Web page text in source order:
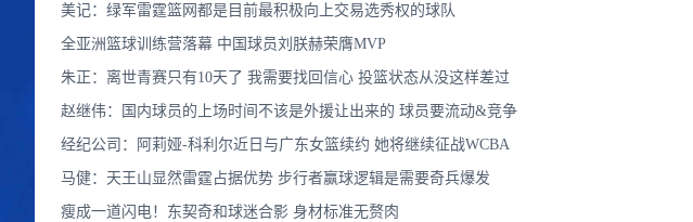
美记：绿军雷霆篮网都是目前最积极向上交易选秀权的球队
全亚洲篮球训练营落幕 中国球员刘朕赫荣膺MVP
朱正：离世青赛只有10天了 我需要找回信心 投篮状态从没这样差过
赵继伟：国内球员的上场时间不该是外援让出来的 球员要流动&竞争
经纪公司：阿莉娅-科利尔近日与广东女篮续约 她将继续征战WCBA
马健：天王山显然雷霆占据优势 步行者赢球逻辑是需要奇兵爆发
瘦成一道闪电！东契奇和球迷合影 身材标准无赘肉